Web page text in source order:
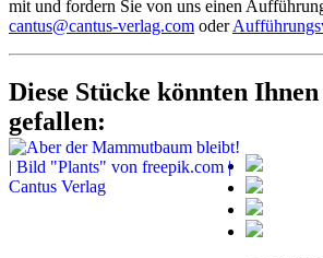
mit und fordern Sie von uns einen
cantus@cantus-verlag.com oder
Diese Stücke könnten
gefallen: